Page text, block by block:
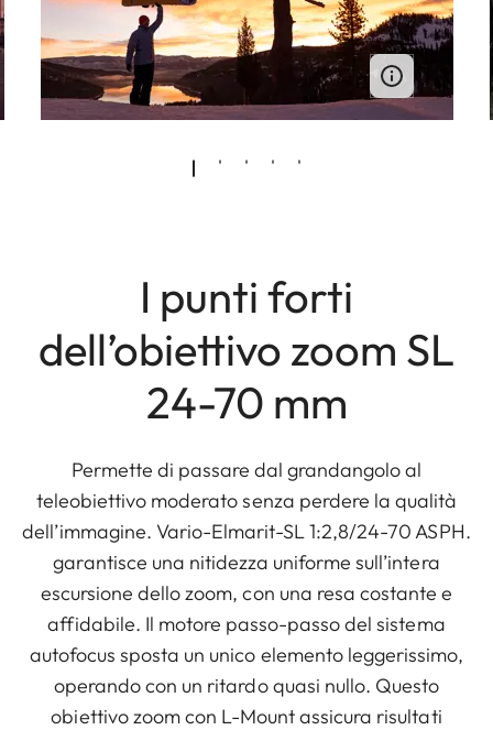
I punti forti
dell’obiettivo zoom SL
24-70 mm
Permette di passare dal grandangolo al
teleobiettivo moderato senza perdere la qualità
dell’immagine. Vario-Elmarit-SL 1:2,8/24-70 ASPH.
garantisce una nitidezza uniforme sull’intera
escursione dello zoom, con una resa costante e
affidabile. Il motore passo-passo del sistema
autofocus sposta un unico elemento leggerissimo,
operando con un ritardo quasi nullo. Questo
obiettivo zoom con L-Mount assicura risultati